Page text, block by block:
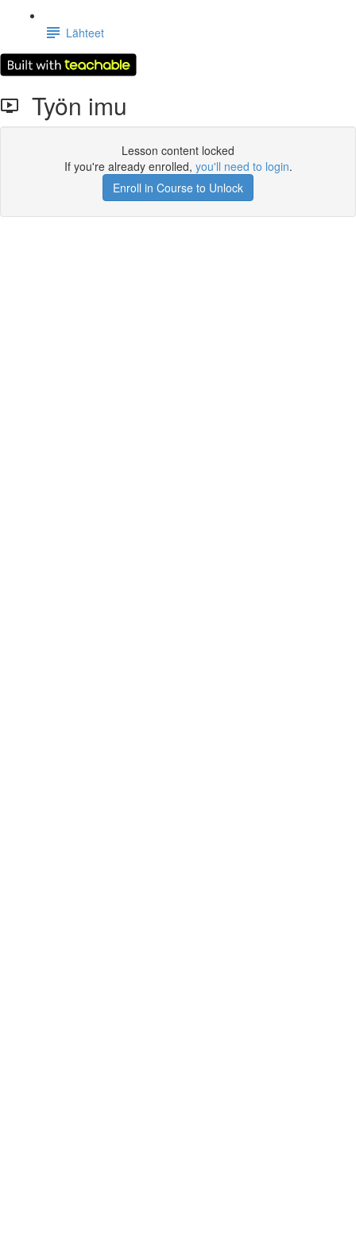
Lähteet
Työn imu
Lesson content locked
If you're already enrolled, you'll need to login.
Enroll in Course to Unlock